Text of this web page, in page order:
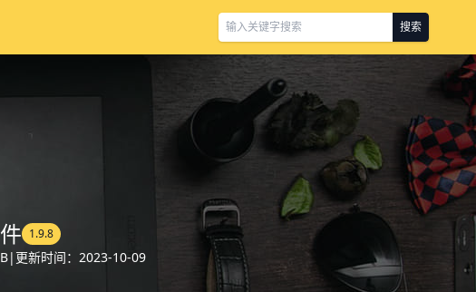
搜索
1.9.8
| 更新时间：2023-10-09